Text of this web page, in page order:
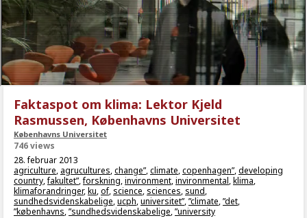
Faktaspot om klima: Lektor Kjeld
Rasmussen, Københavns Universitet
Københavns Universitet
746 views
28. februar 2013
agriculture, agrucultures,change”,climate,copenhagen”,developing
country,fakultet”,forskning,invironment,invironmental,klima,
klimaforandringer,ku,of, science, sciences, sund,
sundhedsvidenskabelige,ucph,universitet”,”climate,”det,
”københavns,”sundhedsvidenskabelige,”university